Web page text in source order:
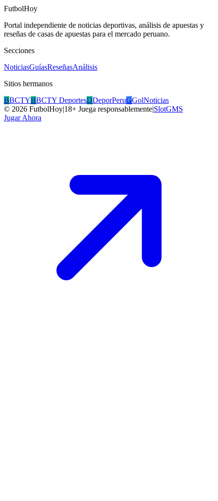
FutbolHoy
Portal independiente de noticias deportivas, análisis de apuestas y
reseñas de casas de apuestas para el mercado peruano.
Secciones
NoticiasGuíasReseñasAnálisis
Sitios hermanos
BBCTYBBCTY DeportesDDeporPeruGGolNoticias
© 2026 FutbolHoy|18+ Juega responsablemente|SlotGMS
Jugar Ahora